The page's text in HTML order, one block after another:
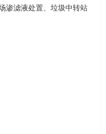
渗滤液处置、垃圾中转站